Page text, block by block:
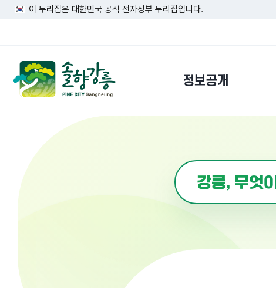
이 누리집은 대한민국 공식 전자정부 누리집입니다.
정보공개